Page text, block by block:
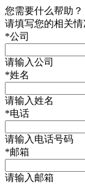
您需要什么帮助？
请填写您的相关情
*公司
请输入公司
*姓名
请输入姓名
*电话
请输入电话号码
*邮箱
请输入邮箱